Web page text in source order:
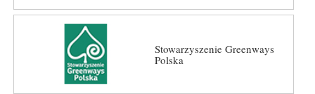
Stowarzyszenie Greenways
Polska